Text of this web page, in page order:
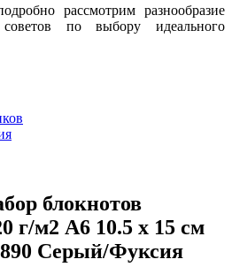
рассмотрим разнообразие
по выбору идеального
блокнотов
г/м2 A6 10.5 х 15 см
Серый/Фуксия